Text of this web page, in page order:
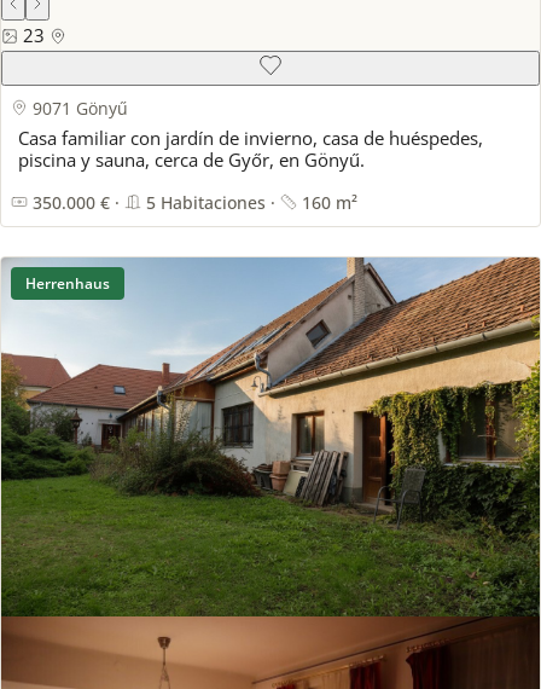
23
9071 Gönyű
Casa familiar con jardín de invierno, casa de huéspedes,
piscina y sauna, cerca de Győr, en Gönyű.
350.000 € · 5 Habitaciones · 160 m²
Herrenhaus